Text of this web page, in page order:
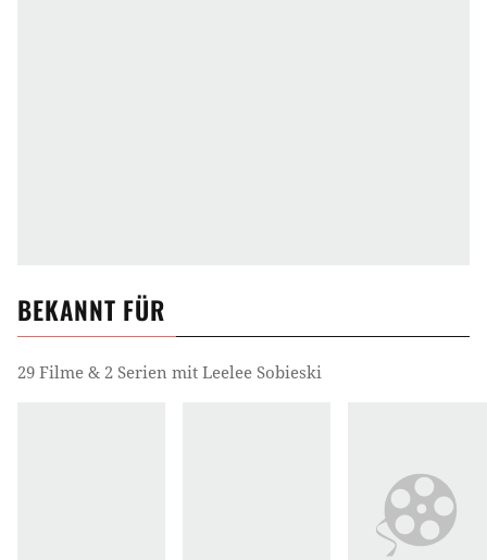
BEKANNT FÜR
29 Filme & 2 Serien mit Leelee Sobieski